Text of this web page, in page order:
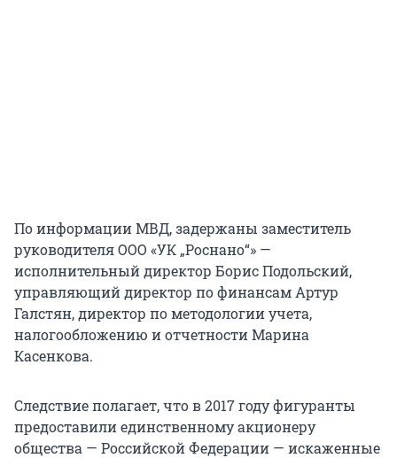
По информации МВД, задержаны заместитель
руководителя ООО «УК „Роснано“» —
исполнительный директор Борис Подольский,
управляющий директор по финансам Артур
Галстян, директор по методологии учета,
налогообложению и отчетности Марина
Касенкова.
Следствие полагает, что в 2017 году фигуранты
предоставили единственному акционеру
общества — Российской Федерации — искаженные